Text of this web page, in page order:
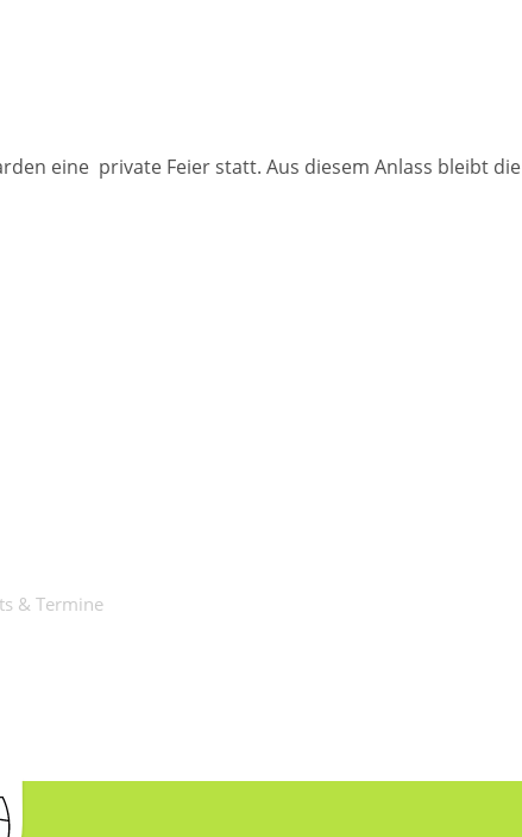
eine private Feier statt. Aus diesem Anlass bleibt die
& Termine